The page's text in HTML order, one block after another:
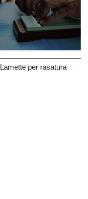
Lamette per rasatura